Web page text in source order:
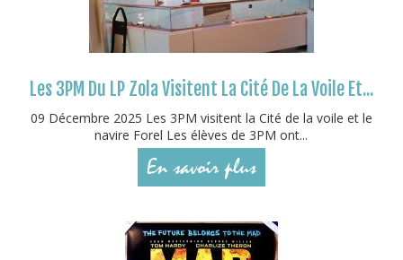
Les 3PM Du LP Zola Visitent La Cité De La Voile Et...
09 Décembre 2025 Les 3PM visitent la Cité de la voile et le
navire Forel Les élèves de 3PM ont...
En savoir plus